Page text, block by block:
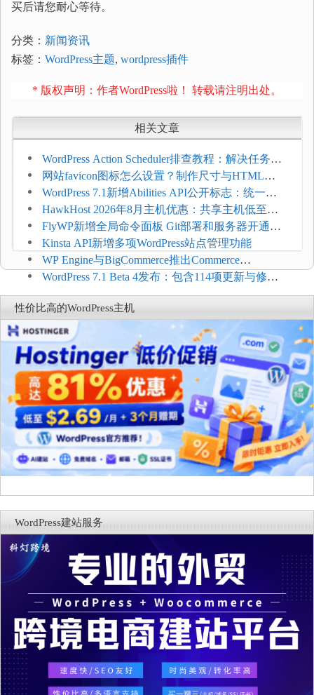
买后请您耐心等待。
分类： 新闻资讯
标签： WordPress主题, wordpress插件
* 版权声明：作者WordPress啦！ 转载请注明出处。
相关文章
WordPress Action Scheduler排查教程：解决任务积
压和订单延迟
网站favicon图标怎么设置？制作尺寸与HTML添
加方法
WordPress 7.1新增Abilities API公开标志：统一支
持REST API、MCP与AI代理
HawkHost 2026年8月主机优惠：共享主机低至
$2.61/月，高性能主机同步折扣
FlyWP新增全局命令面板 Git部署和服务器开通更
方便
Kinsta API新增多项WordPress站点管理功能
WP Engine与BigCommerce推出Commerce
Connect：WordPress商店可保留前台体验并扩展电
商能力
WordPress 7.1 Beta 4发布：包含114项更新与修
复，仅建议在测试环境体验
性价比高的WordPress主机
WordPress建站服务